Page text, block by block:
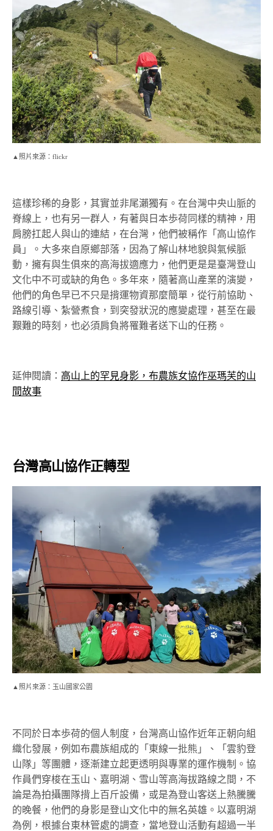
▲照片來源：flickr
這樣珍稀的身影，其實並非尾瀨獨有。在台灣中央山脈的
脊線上，也有另一群人，有著與日本歩荷同樣的精神，用
肩膀扛起人與山的連結，在台灣，他們被稱作「高山協作
員」。大多來自原鄉部落，因為了解山林地貌與氣候脈
動，擁有與生俱來的高海拔適應力，他們更是是臺灣登山
文化中不可或缺的角色。多年來，隨著高山產業的演變，
他們的角色早已不只是揹運物資那麼簡單，從行前協助、
路線引導、紮營煮食，到突發狀況的應變處理，甚至在最
艱難的時刻，也必須肩負將罹難者送下山的任務。
延伸閱讀： 高山上的罕見身影，布農族女協作巫瑪芙的山
間故事
台灣高山協作正轉型
▲照片來源：玉山國家公園
不同於日本歩荷的個人制度，台灣高山協作近年正朝向組
織化發展，例如布農族組成的「東線一批熊」、「雲豹登
山隊」等團體，逐漸建立起更透明與專業的運作機制。協
作員們穿梭在玉山、嘉明湖、雪山等高海拔路線之間，不
論是為拍攝團隊揹上百斤設備，或是為登山客送上熱騰騰
的晚餐，他們的身影是登山文化中的無名英雄。以嘉明湖
為例，根據台東林管處的調查，當地登山活動有超過一半